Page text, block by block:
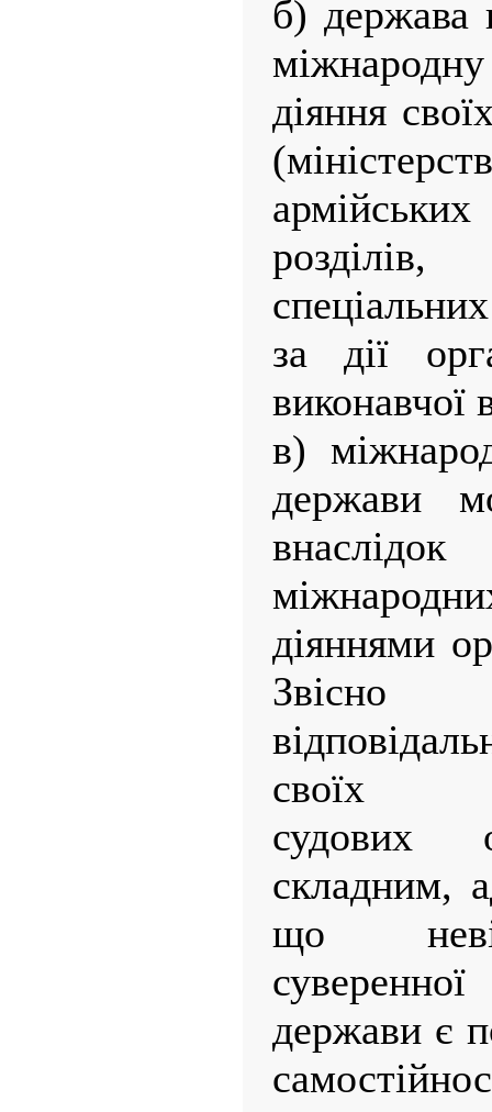
б) держава
міжнародну
діяння
за дії
виконавчої
в)
держави
діяннями
своїх
судових
складним,
що
держави є